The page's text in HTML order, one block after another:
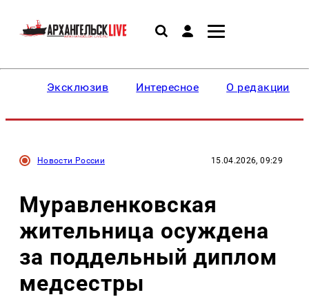
Эксклюзив Интересное О редакции
Новости России 15.04.2026, 09:29
Муравленковская
жительница осуждена
за поддельный диплом
медсестры